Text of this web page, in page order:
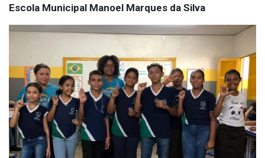
Escola Municipal Manoel Marques da Silva